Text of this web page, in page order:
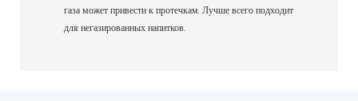
газа может привести к протечкам. Лучше всего подходит
для негазированных напитков.